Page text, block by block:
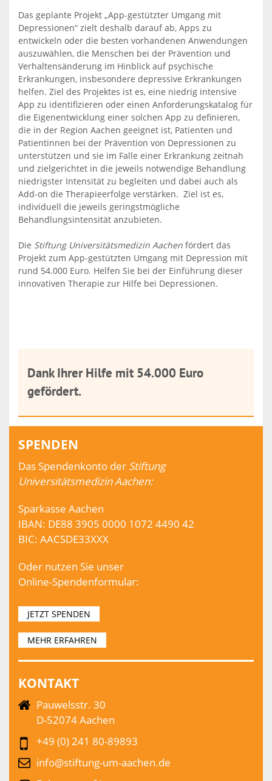
Das geplante Projekt „App-gestützter Umgang mit
Depressionen“ zielt deshalb darauf ab, Apps zu
entwickeln oder die besten vorhandenen Anwendungen
auszuwählen, die Menschen bei der Prävention und
Verhaltensänderung im Hinblick auf psychische
Erkrankungen, insbesondere depressive Erkrankungen
helfen. Ziel des Projektes ist es, eine niedrig intensive
App zu identifizieren oder einen Anforderungskatalog für
die Eigenentwicklung einer solchen App zu definieren,
die in der Region Aachen geeignet ist, Patienten und
Patientinnen bei der Prävention von Depressionen zu
unterstützen und sie im Falle einer Erkrankung zeitnah
und zielgerichtet in die jeweils notwendige Behandlung
niedrigster Intensität zu begleiten und dabei auch als
Add-on die Therapieerfolge verstärken. Ziel ist es,
individuell die jeweils geringstmögliche
Behandlungsintensität anzubieten.
Die Stiftung Universitätsmedizin Aachen fördert das
Projekt zum App-gestützten Umgang mit Depression mit
rund 54.000 Euro. Helfen Sie bei der Einführung dieser
innovativen Therapie zur Hilfe bei Depressionen.
Dank Ihrer Hilfe mit 54.000 Euro
gefördert.
SPENDEN
Das Spendenkonto der Stiftung
Universitätsmedizin Aachen:
Sparkasse Aachen
IBAN: DE88 3905 0000 1072 4490 42
BIC: AACSDE33XXX
Oder nutzen Sie unser
Online-Spendenformular:
JETZT SPENDEN
MEHR ERFAHREN
KONTAKT
Pauwelsstr. 30
D-52074 Aachen
+49 (0) 241 80-89893
info@stiftung-um-aachen.de